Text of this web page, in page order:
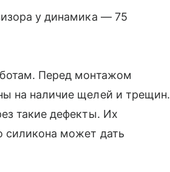
у динамика — 75
Перед монтажом
на наличие щелей и трещин.
такие дефекты. Их
силикона может дать